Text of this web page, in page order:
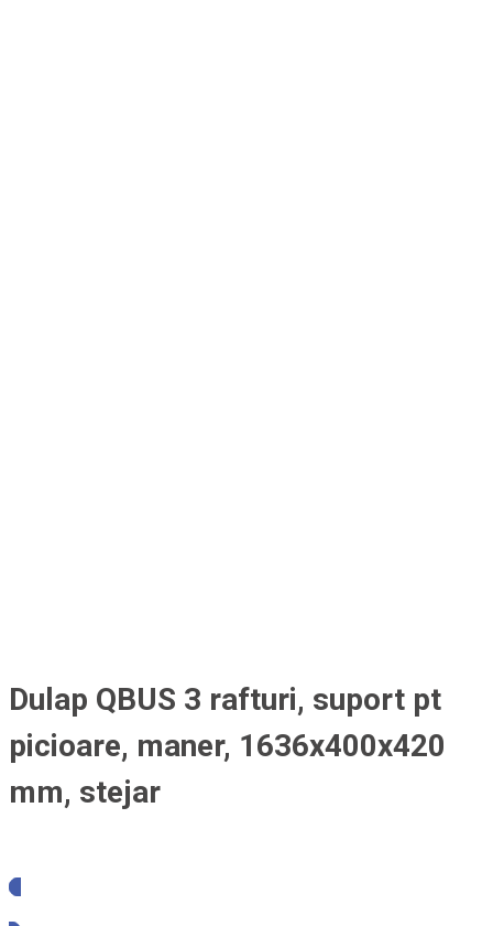
mm, stejar
Cod Produs: